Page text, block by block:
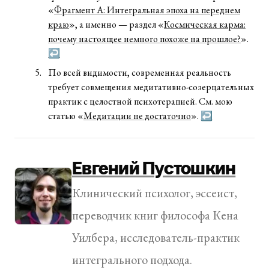
«Фрагмент А: Интегральная эпоха на переднем
краю», а именно — раздел «Космическая карма:
почему настоящее немного похоже на прошлое?».
↩
По всей видимости, современная реальность
требует совмещения медитативно-созерцательных
практик с целостной психотерапией. См. мою
статью «Медитации не достаточно». ↩
Евгений Пустошкин
Клинический психолог, эссеист,
переводчик книг философа Кена
Уилбера, исследователь-практик
интегрального подхода.